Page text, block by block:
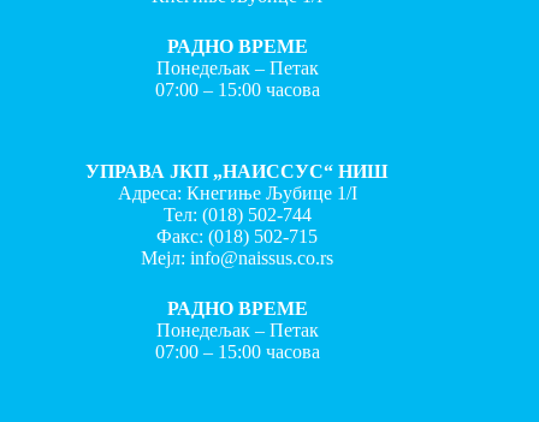
РАДНО ВРЕМЕ
Понедељак – Петак
07:00 – 15:00 часова
УПРАВА ЈКП „НАИССУС“ НИШ
Адреса: Кнегиње Љубице 1/I
Тел: (018) 502-744
Факс:(018) 502-715
Мејл:info@naissus.co.rs
РАДНО ВРЕМЕ
Понедељак – Петак
07:00 – 15:00 часова